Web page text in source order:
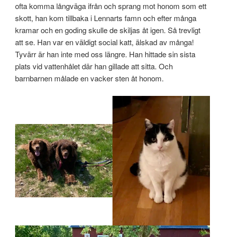
ofta komma långväga ifrån och sprang mot honom som ett
skott, han kom tillbaka i Lennarts famn och efter många
kramar och en goding skulle de skiljas åt igen. Så trevligt
att se. Han var en väldigt social katt, älskad av många!
Tyvärr är han inte med oss ​​längre. Han hittade sin sista
plats vid vattenhålet där han gillade att sitta. Och
barnbarnen målade en vacker sten åt honom.